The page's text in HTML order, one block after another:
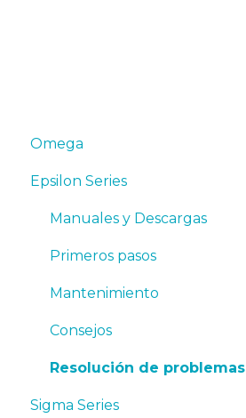
Omega
Epsilon Series
Manuales y Descargas
Primeros pasos
Mantenimiento
Consejos
Resolución de problemas
Sigma Series